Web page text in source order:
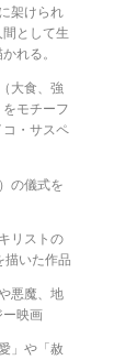
架けられ
として生
れる。
大食、強
モチーフ
・サスペ
の儀式を
リストの
描いた作品
悪魔、地
ー映画
」や「赦